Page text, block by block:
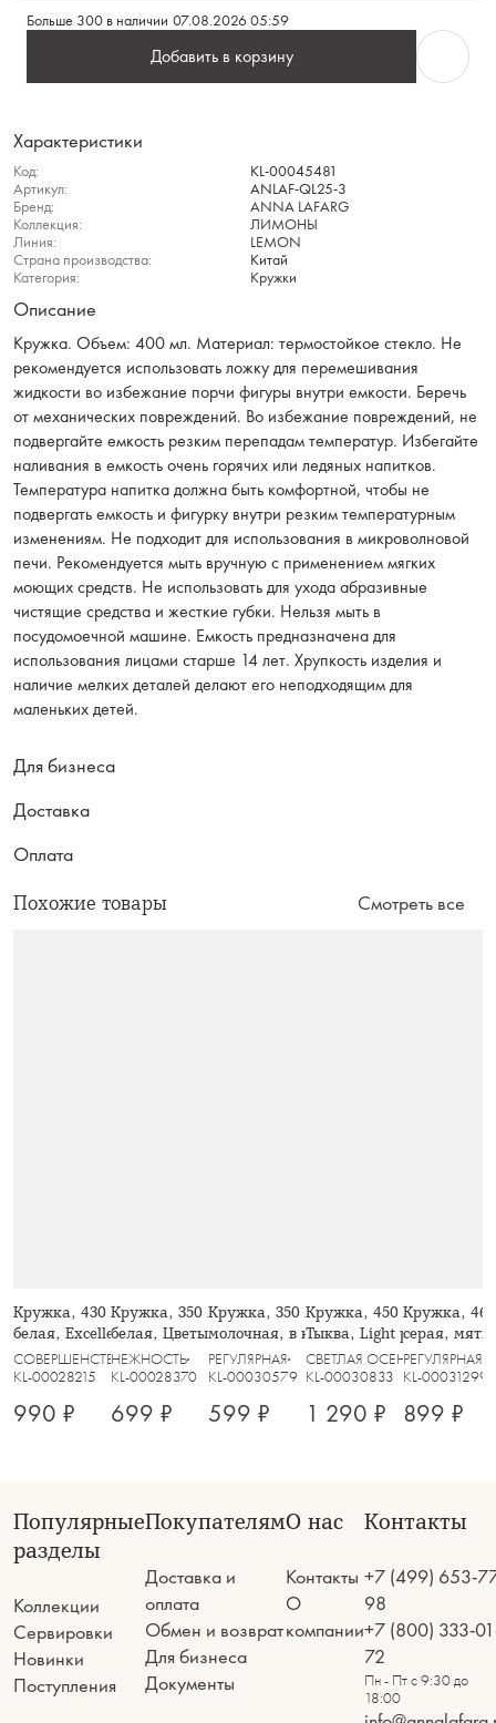
Больше 300 в наличии 07.08.2026 05:59
Добавить в корзину
Характеристики
Код:
KL-00045481
Артикул:
ANLAF-QL25-3
Бренд:
ANNA LAFARG
Коллекция:
ЛИМОНЫ
Линия:
LEMON
Страна производства:
Китай
Категория:
Кружки
Описание
Кружка. Объем: 400 мл. Материал: термостойкое стекло. Не
рекомендуется использовать ложку для перемешивания
жидкости во избежание порчи фигуры внутри емкости. Беречь
от механических повреждений. Во избежание повреждений, не
подвергайте емкость резким перепадам температур. Избегайте
наливания в емкость очень горячих или ледяных напитков.
Температура напитка должна быть комфортной, чтобы не
подвергать емкость и фигурку внутри резким температурным
изменениям. Не подходит для использования в микроволновой
печи. Рекомендуется мыть вручную с применением мягких
моющих средств. Не использовать для ухода абразивные
чистящие средства и жесткие губки. Нельзя мыть в
посудомоечной машине. Емкость предназначена для
использования лицами старше 14 лет. Хрупкость изделия и
наличие мелких деталей делают его неподходящим для
маленьких детей.
Для бизнеса
Доставка
Оплата
Похожие товары Смотреть все
Кружка, 430 мл, 2 шт, фарфор F,
белая, Excellence
СОВЕРШЕНСТВО
KL-00028215
990 ₽
Кружка, 350 мл, 2 шт, фарфор P,
белая, Цветы и листья, Florance
НЕЖНОСТЬ
KL-00028370
699 ₽
Кружка, 350 мл, 2 шт, керамика,
молочная, в крапинку, Viveiro
РЕГУЛЯРНАЯ
KL-00030579
599 ₽
Кружка, 450 мл, стекло
Тыква, Light pumpkin
СВЕТЛАЯ ОСЕНЬ
KL-00030833
1 290 ₽
Кружка,
серая,
Message
РЕГУЛЯРНАЯ
KL-00031299
899 ₽
Популярные
разделы
Коллекции
Сервировки
Новинки
Поступления
Покупателям
Доставка и
оплата
Обмен и возврат
Для бизнеса
Документы
О нас
Контакты
О
компании
Контакты
+7 (499) 653-
98
+7 (800) 333-
72
Пн - Пт с 9:30 до
18:00